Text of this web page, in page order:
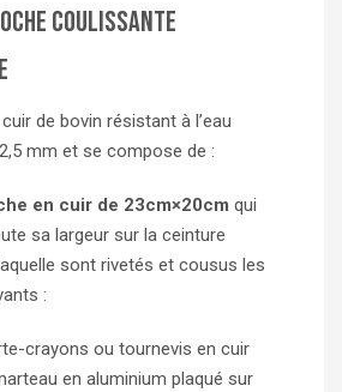
coulissante
de bovin résistant à l’eau
mm et se compose de :
en cuir de 23cm×20cm qui
sa largeur sur la ceinture
sont rivetés et cousus les
:
crayons ou tournevis en cuir
en aluminium plaqué sur